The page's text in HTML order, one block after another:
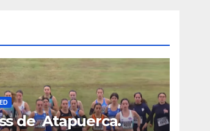
de Atapuerca.